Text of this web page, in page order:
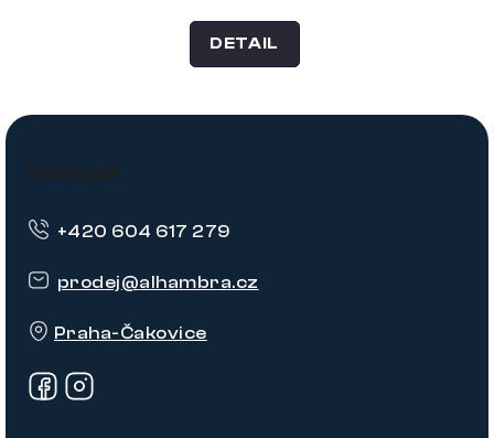
DETAIL
Z
Kontakt
prodej@alhambra.cz
Praha-Čakovice
+420 604 617 279